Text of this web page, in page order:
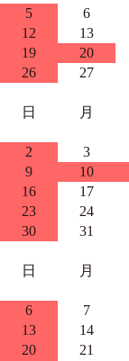
5
6
12
13
19
20
26
27
日
月
2
3
9
10
16
17
23
24
30
31
日
月
6
7
13
14
20
21